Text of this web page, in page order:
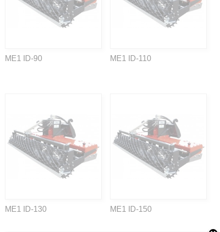
ME1 ID-90 ME1 ID-110
ME1 ID-130 ME1 ID-150